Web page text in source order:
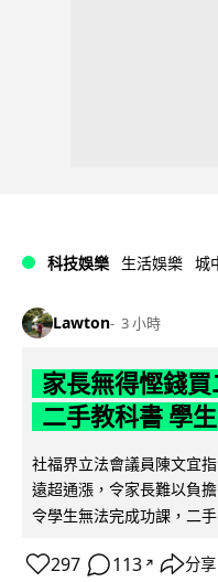
科技娛樂 生活娛樂 城
Lawton 3 小時
家長無得慳錢
二手教科書 學
社福界立法會議員陳文宜
遠超通漲，令家長難以負
令學生無法完成功課，二
297 113 ↗ 分享